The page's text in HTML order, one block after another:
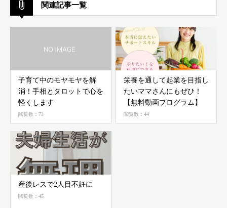
関連記事一覧
子育て中のモヤモヤを解
消！手相とタロットで心を
軽くします
閲覧数：73
栄養を通して起業を目指し
たいママさんにもぜひ！
【無料動画プログラム】
閲覧数：44
産後レスで2人目不妊に
閲覧数：45